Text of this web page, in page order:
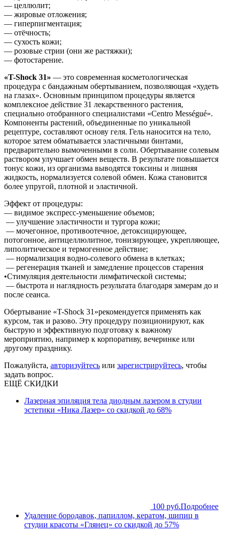
— целлюлит;
— жировые отложения;
— гиперпигментация;
— отёчность;
— сухость кожи;
— розовые стрии (они же растяжки);
— фотостарение.
«T-Shock 31» — это современная косметологическая
процедура с бандажным обертыванием, позволяющая «худеть
на глазах». Основным принципом процедуры является
комплексное действие 31 лекарственного растения,
специально отобранного специалистами «Centro Mességué».
Компоненты растений, объединенные по уникальной
рецептуре, составляют основу геля. Гель наносится на тело,
которое затем обматывается эластичными бинтами,
предварительно вымоченными в соли. Обертывание солевым
раствором улучшает обмен веществ. В результате повышается
тонус кожи, из организма выводятся токсины и лишняя
жидкость, нормализуется солевой обмен. Кожа становится
более упругой, плотной и эластичной.
Эффект от процедуры:
— видимое экспресс-уменьшение объемов;
— улучшение эластичности и тургора кожи;
— мочегонное, противоотечное, детоксицирующее,
потогонное, антицеллюлитное, тонизирующее, укрепляющее,
липолитическое и термогенное действие;
— нормализация водно-солевого обмена в клетках;
— регенерация тканей и замедление процессов старения
•Стимуляция деятельности лимфатической системы;
— быстрота и наглядность результата благодаря замерам до и
после сеанса.
Обертывание «T-Shock 31»рекомендуется применять как
курсом, так и разово. Эту процедуру позиционируют, как
быструю и эффективную подготовку к важному
мероприятию, например к корпоративу, вечеринке или
другому празднику.
Пожалуйста, авторизуйтесь или зарегистрируйтесь, чтобы
задать вопрос.
ЕЩЁ СКИДКИ
Лазерная эпиляция тела диодным лазером в студии
эстетики «Ника Лазер» со скидкой до 68%
100 руб.Подробнее
Удаление бородавок, папиллом, кератом, шипиц в
студии красоты «Глянец» со скидкой до 57%